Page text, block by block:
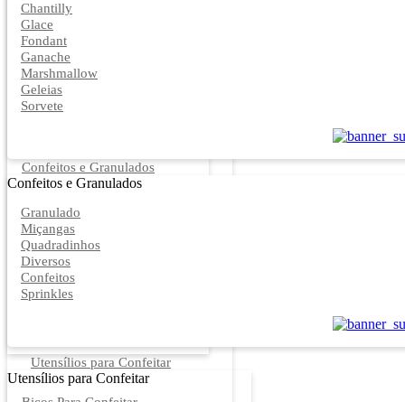
Chantilly
Glace
Fondant
Ganache
Marshmallow
Geleias
Sorvete
Confeitos e Granulados
Confeitos e Granulados
Granulado
Miçangas
Quadradinhos
Diversos
Confeitos
Sprinkles
Utensílios para Confeitar
Utensílios para Confeitar